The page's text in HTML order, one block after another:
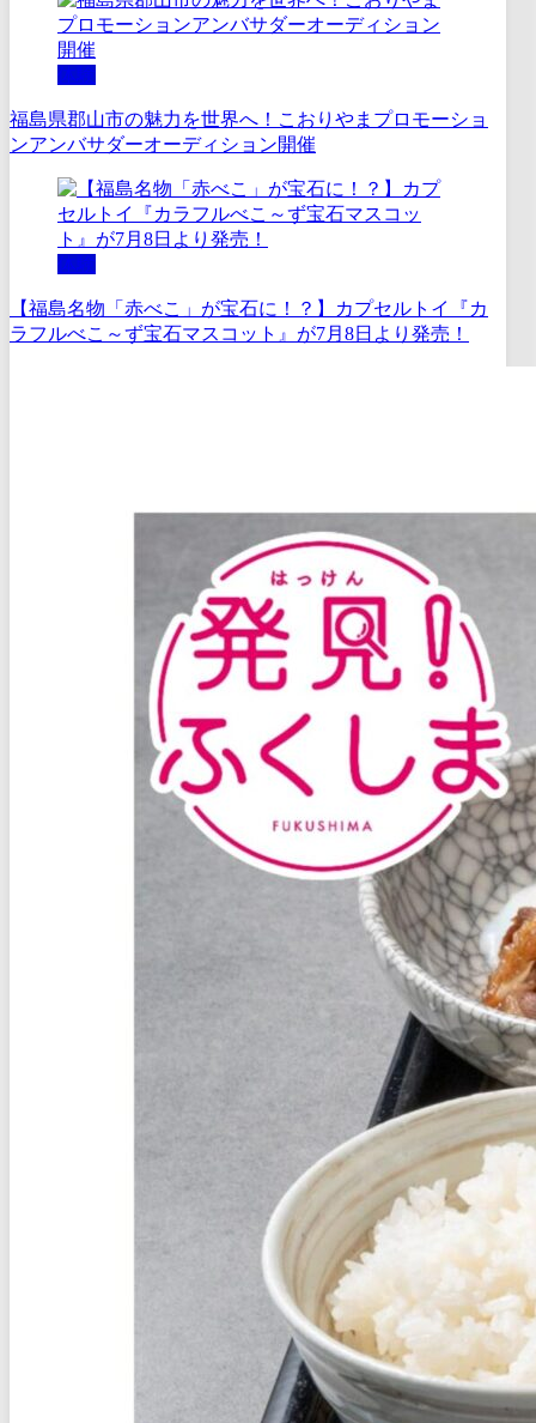
体験
福島県郡山市の魅力を世界へ！こおりやまプロモーショ
ンアンバサダーオーディション開催
体験
【福島名物「赤べこ」が宝石に！？】カプセルトイ『カ
ラフルべこ～ず宝石マスコット』が7月8日より発売！